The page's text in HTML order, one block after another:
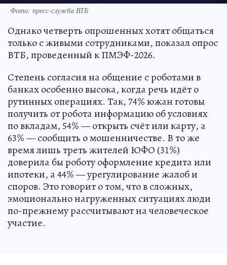
Фото: пресс-служба ВТБ
Однако четверть опрошенных хотят общаться
только с живыми сотрудниками, показал опрос
ВТБ, проведенный к ПМЭФ-2026.
Степень согласия на общение с роботами в
банках особенно высока, когда речь идёт о
рутинных операциях. Так, 74% южан готовы
получить от робота информацию об условиях
по вкладам, 54% — открыть счёт или карту, а
63% — сообщить о мошенничестве. В то же
время лишь треть жителей ЮФО (31%)
доверила бы роботу оформление кредита или
ипотеки, а 44% — урегулирование жалоб и
споров. Это говорит о том, что в сложных,
эмоционально нагруженных ситуациях люди
по-прежнему рассчитывают на человеческое
участие.